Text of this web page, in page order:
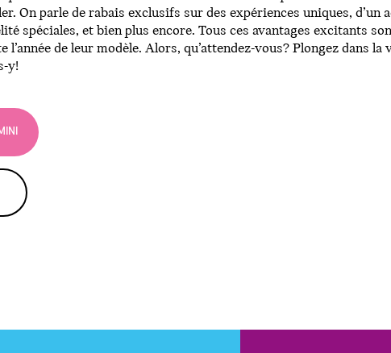
On parle de rabais exclusifs sur des expériences uniques, d’un
spéciales, et bien plus encore. Tous ces avantages excitants
de leur modèle. Alors, qu’attendez-vous? Plongez dans
y!